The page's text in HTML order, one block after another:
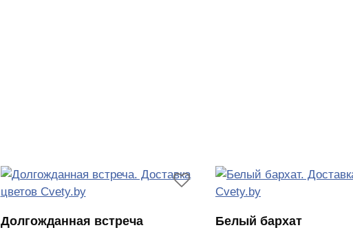
Долгожданная встреча Белый бархат